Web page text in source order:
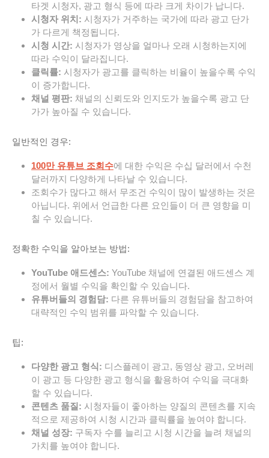
타겟 시청자, 광고 형식 등에 따라 크게 차이가 납니다.
시청자 위치: 시청자가 거주하는 국가에 따라 광고 단가
가 다르게 책정됩니다.
시청 시간: 시청자가 영상을 얼마나 오래 시청하는지에
따라 수익이 달라집니다.
클릭률: 시청자가 광고를 클릭하는 비율이 높을수록 수익
이 증가합니다.
채널 평판: 채널의 신뢰도와 인지도가 높을수록 광고 단
가가 높아질 수 있습니다.
일반적인 경우:
100만 유튜브 조회수에 대한 수익은 수십 달러에서 수천
달러까지 다양하게 나타날 수 있습니다.
조회수가 많다고 해서 무조건 수익이 많이 발생하는 것은
아닙니다. 위에서 언급한 다른 요인들이 더 큰 영향을 미
칠 수 있습니다.
정확한 수익을 알아보는 방법:
YouTube 애드센스: YouTube 채널에 연결된 애드센스 계
정에서 월별 수익을 확인할 수 있습니다.
유튜버들의 경험담: 다른 유튜버들의 경험담을 참고하여
대략적인 수익 범위를 파악할 수 있습니다.
팁:
다양한 광고 형식: 디스플레이 광고, 동영상 광고, 오버레
이 광고 등 다양한 광고 형식을 활용하여 수익을 극대화
할 수 있습니다.
콘텐츠 품질: 시청자들이 좋아하는 양질의 콘텐츠를 지속
적으로 제공하여 시청 시간과 클릭률을 높여야 합니다.
채널 성장: 구독자 수를 늘리고 시청 시간을 늘려 채널의
가치를 높여야 합니다.